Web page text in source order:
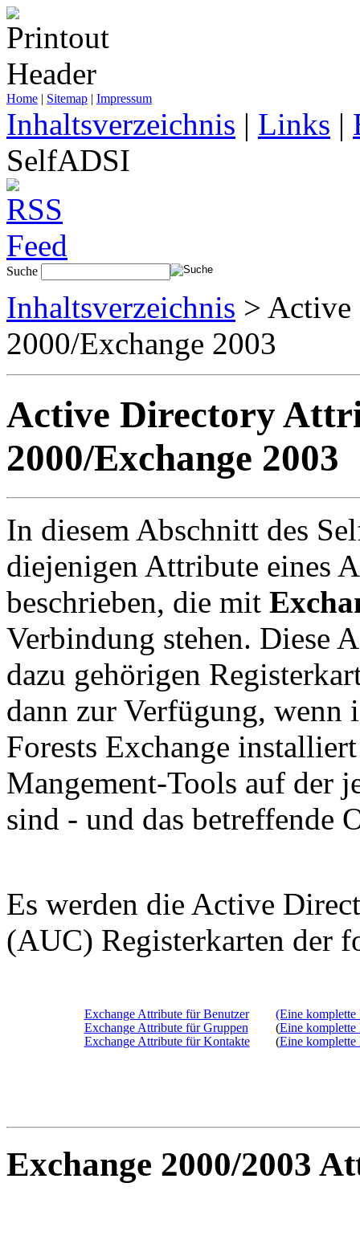
Home | Sitemap | Impressum
Inhaltsverzeichnis | Links |
SelfADSI
Suche
Inhaltsverzeichnis > Active
2000/Exchange 2003
Active Directory
2000/Exchange 2003
In diesem Abschnitt des
diejenigen Attribute eines
beschrieben, die mit
Verbindung stehen. Diese
dazu gehörigen
dann zur Verfügung,
Forests Exchange
Mangement-Tools auf der
sind - und das
Es werden die Active
(AUC) Registerkarten der
Exchange Attribute für Benutzer
(Eine
Exchange Attribute für Gruppen
(Eine komplette
Exchange Attribute für Kontakte
(Eine
Exchange 2000/2003